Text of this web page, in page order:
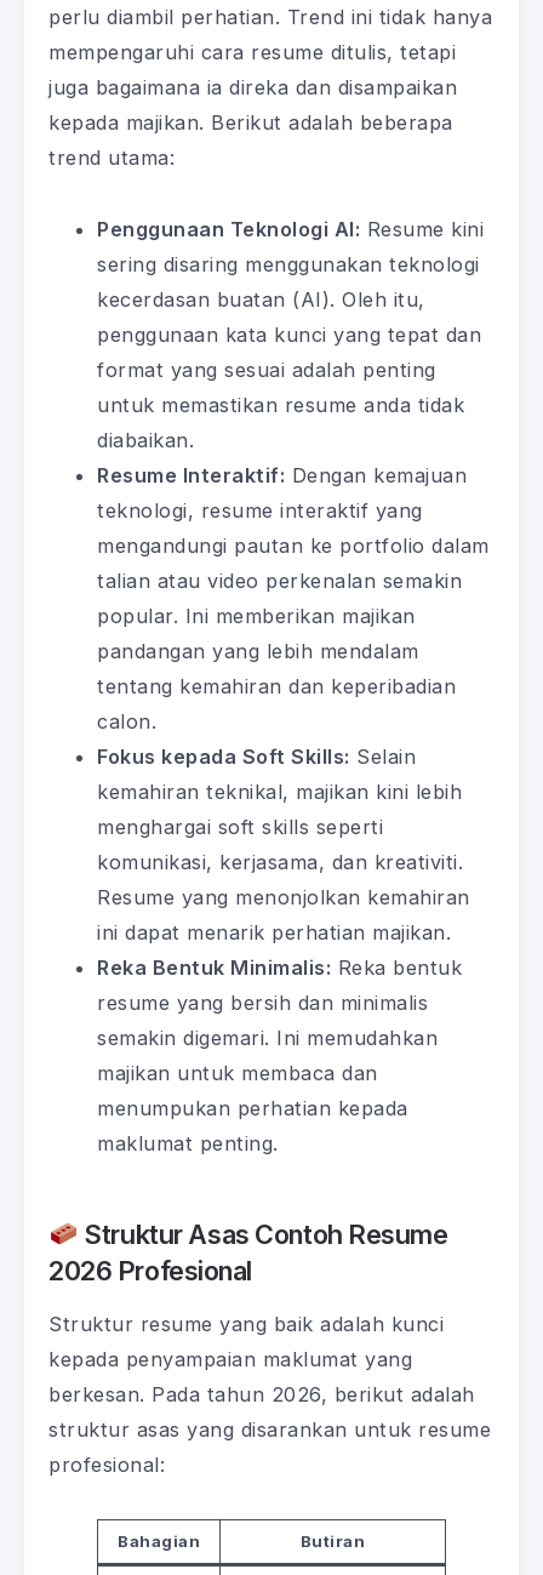
perlu diambil perhatian. Trend ini tidak hanya
mempengaruhi cara resume ditulis, tetapi
juga bagaimana ia direka dan disampaikan
kepada majikan. Berikut adalah beberapa
trend utama:
Penggunaan Teknologi AI: Resume kini
sering disaring menggunakan teknologi
kecerdasan buatan (AI). Oleh itu,
penggunaan kata kunci yang tepat dan
format yang sesuai adalah penting
untuk memastikan resume anda tidak
diabaikan.
Resume Interaktif: Dengan kemajuan
teknologi, resume interaktif yang
mengandungi pautan ke portfolio dalam
talian atau video perkenalan semakin
popular. Ini memberikan majikan
pandangan yang lebih mendalam
tentang kemahiran dan keperibadian
calon.
Fokus kepada Soft Skills: Selain
kemahiran teknikal, majikan kini lebih
menghargai soft skills seperti
komunikasi, kerjasama, dan kreativiti.
Resume yang menonjolkan kemahiran
ini dapat menarik perhatian majikan.
Reka Bentuk Minimalis: Reka bentuk
resume yang bersih dan minimalis
semakin digemari. Ini memudahkan
majikan untuk membaca dan
menumpukan perhatian kepada
maklumat penting.
Struktur Asas Contoh Resume
2026 Profesional
Struktur resume yang baik adalah kunci
kepada penyampaian maklumat yang
berkesan. Pada tahun 2026, berikut adalah
struktur asas yang disarankan untuk resume
profesional:
Bahagian Butiran